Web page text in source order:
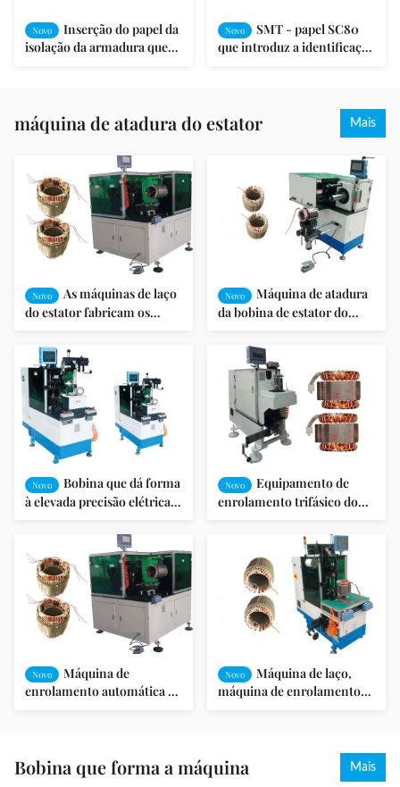
Novo
Inserção do papel da
isolação da armadura que
Novo
SMT - papel SC80
que introduz a identificação
máquina de atadura do estator Mais
Novo
As máquinas de laço
do estator fabricam os
bobinas de extremidade do
estator
Novo
Máquina de atadura
da bobina de estator do
Novo
Bobina que dá forma
à elevada precisão elétrica
enrolamento do estator
Novo
Equipamento de
enrolamento trifásico do
estator do motor
Novo
Máquina de
enrolamento automática da
Novo
Máquina de laço,
máquina de enrolamento
Bobina que forma a máquina Mais